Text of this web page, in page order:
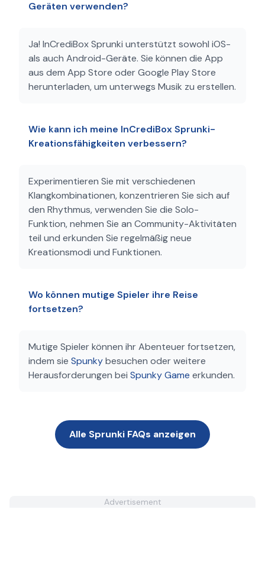
Geräten verwenden?
Ja! InCrediBox Sprunki unterstützt sowohl iOS-
als auch Android-Geräte. Sie können die App
aus dem App Store oder Google Play Store
herunterladen, um unterwegs Musik zu erstellen.
Wie kann ich meine InCrediBox Sprunki-
Kreationsfähigkeiten verbessern?
Experimentieren Sie mit verschiedenen
Klangkombinationen, konzentrieren Sie sich auf
den Rhythmus, verwenden Sie die Solo-
Funktion, nehmen Sie an Community-Aktivitäten
teil und erkunden Sie regelmäßig neue
Kreationsmodi und Funktionen.
Wo können mutige Spieler ihre Reise
fortsetzen?
Mutige Spieler können ihr Abenteuer fortsetzen,
indem sie Spunkybesuchen oder weitere
Herausforderungen bei Spunky Game erkunden.
Alle Sprunki FAQs anzeigen
Advertisement